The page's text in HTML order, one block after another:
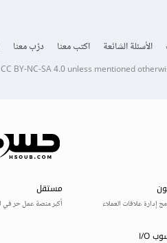
الأسئلة الشائعة اكتب معنا درّب معنا
CC BY-NC-SA 4.0unless mentioned